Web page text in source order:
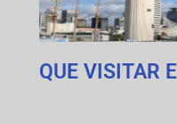
QUE VISITAR